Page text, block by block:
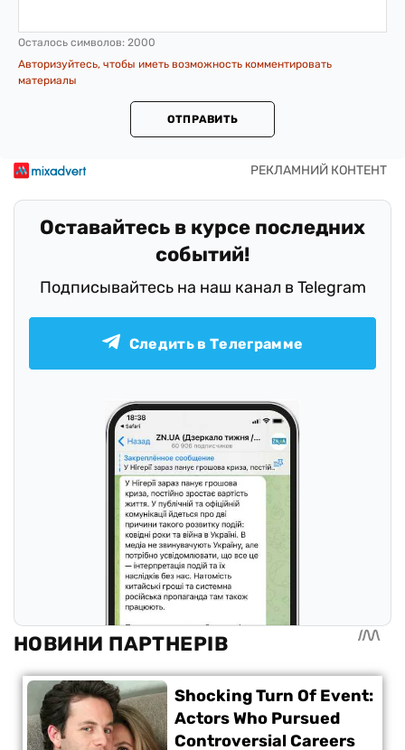
Осталось символов: 2000
Авторизуйтесь, чтобы иметь возможность комментировать
материалы
ОТПРАВИТЬ
Оставайтесь в курсе последних
событий!
Подписывайтесь на наш канал в Telegram
Следить в Телеграмме